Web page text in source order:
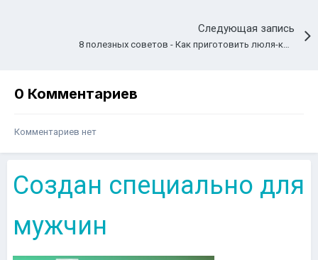
Следующая запись
0 Комментариев
Комментариев нет
Создан специально для
мужчин